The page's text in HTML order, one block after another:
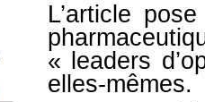
L’article
« leaders
elles-mêmes.